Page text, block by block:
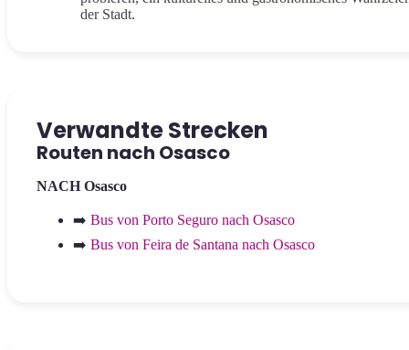
der Stadt.
Verwandte Strecken
Routen nach Osasco
NACH Osasco
➡️ Bus von Porto Seguro nach Osasco
➡️ Bus von Feira de Santana nach Osasco